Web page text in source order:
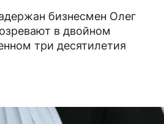
бизнесмен Олег
в двойном
три десятилетия